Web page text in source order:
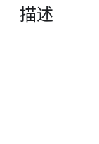
描述